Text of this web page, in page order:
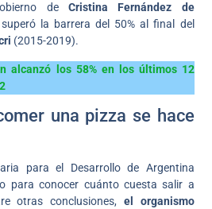
de Cristina Fernández de
la barrera del 50% al final del
(2015-2019).
alcanzó los 58% en los últimos 12
una pizza se hace
para el Desarrollo de Argentina
para conocer cuánto cuesta salir a
otras conclusiones, el organismo